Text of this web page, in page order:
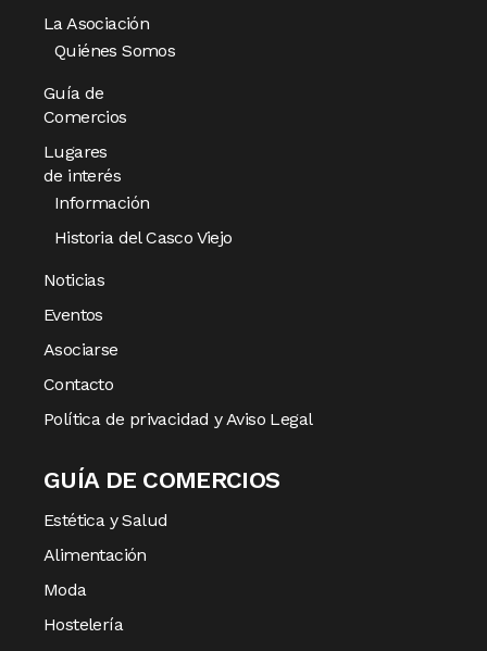
La Asociación
Quiénes Somos
Guía de
Comercios
Lugares
de interés
Información
Historia del Casco Viejo
Noticias
Eventos
Asociarse
Contacto
Política de privacidad y Aviso Legal
GUÍA DE COMERCIOS
Estética y Salud
Alimentación
Moda
Hostelería